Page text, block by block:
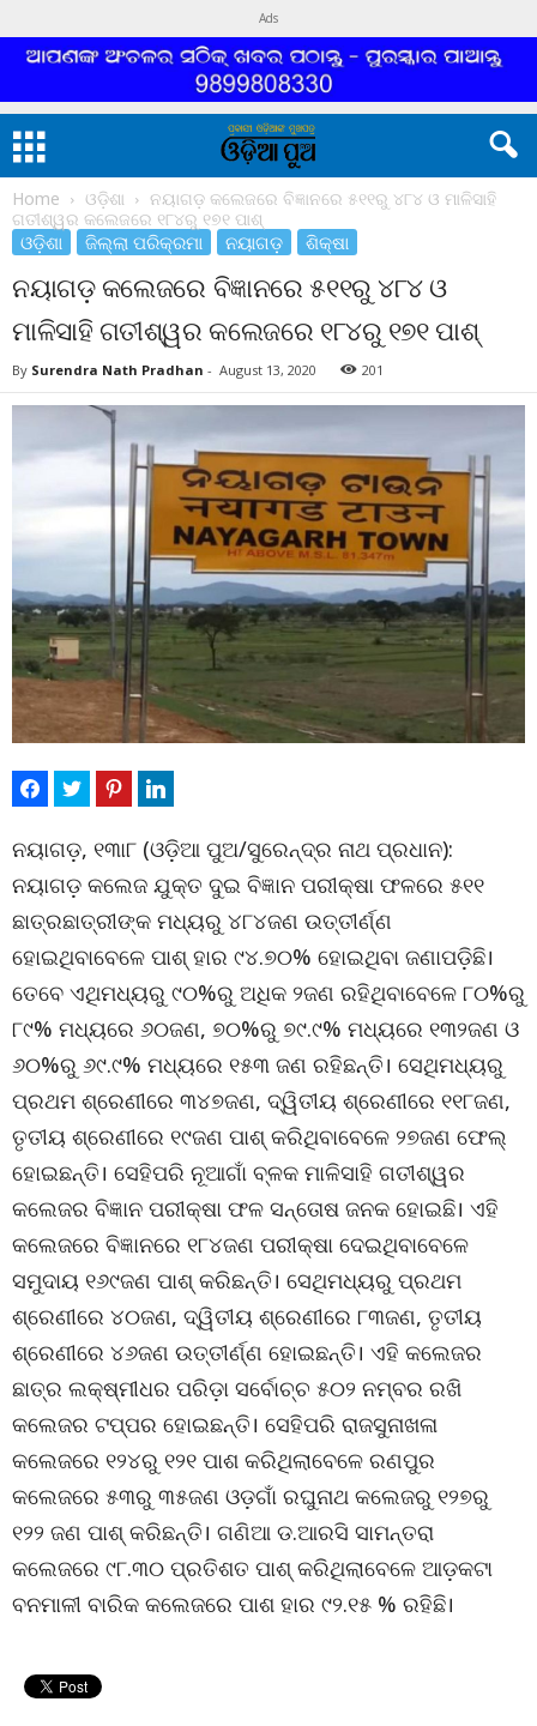
Ads
Home ଓଡ଼ିଶା
ନୟାଗଡ଼ କଲେଜରେ ବିଜ୍ଞାନରେ ୫୧୧ରୁ ୪୮୪ ଓ ମାଳିସାହି
ଗତୀଶ୍ୱର କଲେଜରେ ୧୮୪ରୁ ୧୭୧ ପାଶ୍‌
ଓଡ଼ିଶା ଜିଲ୍ଲା ପରିକ୍ରମା ନୟାଗଡ଼ ଶିକ୍ଷା
ନୟାଗଡ଼ କଲେଜରେ ବିଜ୍ଞାନରେ ୫୧୧ରୁ ୪୮୪ ଓ
ମାଳିସାହି ଗତୀଶ୍ୱର କଲେଜରେ ୧୮୪ରୁ ୧୭୧ ପାଶ୍‌
By Surendra Nath Pradhan - August 13, 2020 201
ନୟାଗଡ଼, ୧୩ା୮ (ଓଡ଼ିଆ ପୁଅ/ସୁରେନ୍ଦ୍ର ନାଥ ପ୍ରଧାନ):
ନୟାଗଡ଼ କଲେଜ ଯୁକ୍ତ ଦୁଇ ବିଜ୍ଞାନ ପରୀକ୍ଷା ଫଳରେ ୫୧୧
ଛାତ୍ରଛାତ୍ରୀଙ୍କ ମଧ୍ୟରୁ ୪୮୪ଜଣ ଉତ୍ତୀର୍ଣ୍ଣ
ହୋଇଥିବାବେଳେ ପାଶ୍ ହାର ୯୪.୭୦% ହୋଇଥିବା ଜଣାପଡ଼ିଛି।
ତେବେ ଏଥିମଧ୍ୟରୁ ୯୦%ରୁ ଅଧିକ ୨ଜଣ ରହିଥିବାବେଳେ ୮୦%ରୁ
୮୯% ମଧ୍ୟରେ ୬୦ଜଣ, ୭୦%ରୁ ୭୯.୯% ମଧ୍ୟରେ ୧୩୨ଜଣ ଓ
୬୦%ରୁ ୬୯.୯% ମଧ୍ୟରେ ୧୫୩ ଜଣ ରହିଛନ୍ତି। ସେଥିମଧ୍ୟରୁ
ପ୍ରଥମ ଶ୍ରେଣୀରେ ୩୪୭ଜଣ, ଦ୍ୱିତୀୟ ଶ୍ରେଣୀରେ ୧୧୮ଜଣ,
ତୃତୀୟ ଶ୍ରେଣୀରେ ୧୯ଜଣ ପାଶ୍ କରିଥିବାବେଳେ ୨୭ଜଣ ଫେଲ୍
ହୋଇଛନ୍ତି। ସେହିପରି ନୂଆଗାଁ ବ୍ଳକ ମାଳିସାହି ଗତୀଶ୍ୱର
କଲେଜର ବିଜ୍ଞାନ ପରୀକ୍ଷା ଫଳ ସନ୍ତୋଷ ଜନକ ହୋଇଛି। ଏହି
କଲେଜରେ ବିଜ୍ଞାନରେ ୧୮୪ଜଣ ପରୀକ୍ଷା ଦେଇଥିବାବେଳେ
ସମୁଦାୟ ୧୬୯ଜଣ ପାଶ୍ କରିଛନ୍ତି। ସେଥିମଧ୍ୟରୁ ପ୍ରଥମ
ଶ୍ରେଣୀରେ ୪୦ଜଣ, ଦ୍ୱିତୀୟ ଶ୍ରେଣୀରେ ୮୩ଜଣ, ତୃତୀୟ
ଶ୍ରେଣୀରେ ୪୬ଜଣ ଉତ୍ତୀର୍ଣ୍ଣ ହୋଇଛନ୍ତି। ଏହି କଲେଜର
ଛାତ୍ର ଲକ୍ଷ୍ମୀଧର ପରିଡ଼ା ସର୍ବୋଚ୍ଚ ୫୦୨ ନମ୍ବର ରଖି
କଲେଜର ଟପ୍ପର ହୋଇଛନ୍ତି। ସେହିପରି ରାଜସୁନାଖଳା
କଲେଜରେ ୧୨୪ରୁ ୧୨୧ ପାଶ କରିଥିଲାବେଳେ ରଣପୁର
କଲେଜରେ ୫୩ରୁ ୩୫ଜଣ ଓଡ଼ଗାଁ ରଘୁନାଥ କଲେଜରୁ ୧୨୭ରୁ
୧୨୨ ଜଣ ପାଶ୍ କରିଛନ୍ତି। ଗଣିଆ ଡ.ଆରସି ସାମନ୍ତରା
କଲେଜରେ ୯୮.୩୦ ପ୍ରତିଶତ ପାଶ୍ କରିଥିଲାବେଳେ ଆଡ଼କଟା
ବନମାଳୀ ବାରିକ କଲେଜରେ ପାଶ ହାର ୯୨.୧୫ % ରହିଛି।